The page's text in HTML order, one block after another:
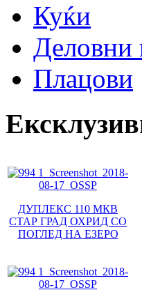
Куќи
Деловни
Плацови
ДУПЛЕКС 110 МКВ
СТАР ГРАД ОХРИД СО
ПОГЛЕД НА ЕЗЕРО